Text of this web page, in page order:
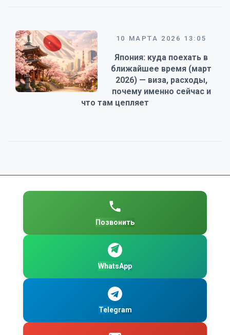
10 МАРТА 2026 13:05
Япония: куда поехать в
ближайшее время (март
2026) — виза, расходы,
почему именно сейчас и
что там цепляет
Позвонить
WhatsApp
Telegram